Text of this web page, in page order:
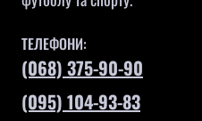
ТЕЛЕФОНИ:
(068) 375-90-90
(095) 104-93-83